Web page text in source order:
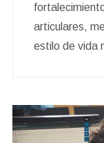
articulares,
estilo de vida